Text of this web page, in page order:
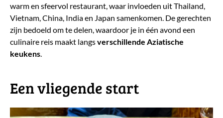
warm en sfeervol restaurant, waar invloeden uit Thailand,
Vietnam, China, India en Japan samenkomen. De gerechten
zijn bedoeld om te delen, waardoor je in één avond een
culinaire reis maakt langsverschillende Aziatische
keukens.
​Een vliegende start